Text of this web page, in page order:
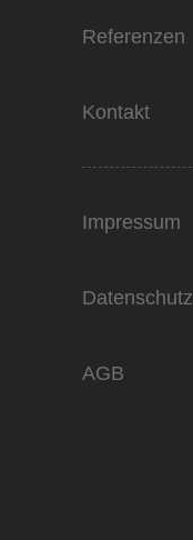
Referenzen
Kontakt
Impressum
Datenschutz­
AGB